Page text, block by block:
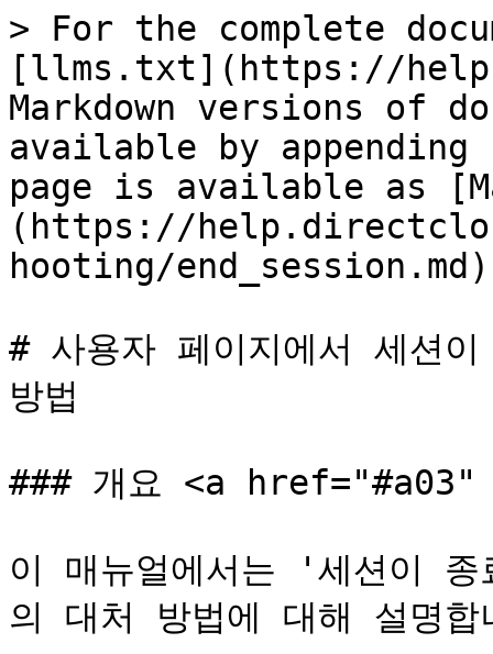
> For the complete
[llms.txt](https://
Markdown versions of
available by
page is available as
(https://
hooting/
# 사용자 페이지에서 세션
방법
### 개요 <a
이 매뉴얼에서는 '세션이 종
의 대처 방법에 대해 설명합